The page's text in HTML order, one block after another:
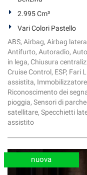
2.995 Cm³
Vari Colori Pastello
ABS, Airbag, Airbag
Antifurto, Autoradio,
in lega, Chiusura
Cruise Control, ESP, Fari
assistita,
Riconoscimento dei
pioggia, Sensori di
satellitare, Specchietti
assistito
nuova